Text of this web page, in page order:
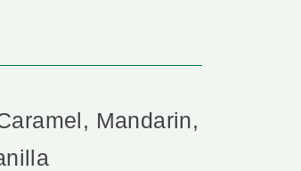
Mandarin,